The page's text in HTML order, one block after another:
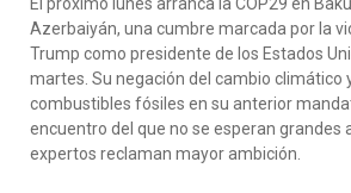
Azerbaiyán, una cumbre marcada por la
Trump como presidente de los Estados
martes. Su negación del cambio climático
combustibles fósiles en su anterior
encuentro del que no se esperan grandes
expertos reclaman mayor ambición.